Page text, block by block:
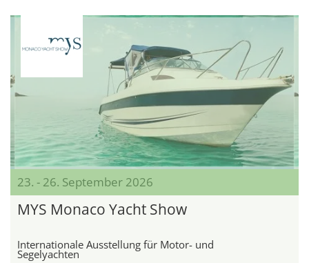
23. - 26. September 2026
MYS Monaco Yacht Show
Internationale Ausstellung für Motor- und
Segelyachten